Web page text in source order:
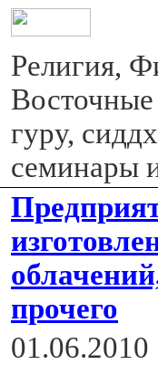
Религия,
гуру,
семинары
прочего
01.06.2010